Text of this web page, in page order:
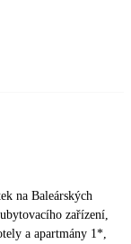
na Baleárských
zařízení,
a apartmány 1*,